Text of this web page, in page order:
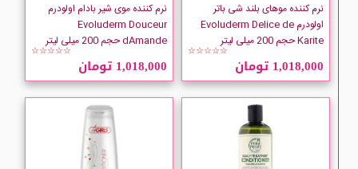
نرم کننده موهای بلند شی باتر
اولودرم Evoluderm Delice de
Karite حجم 200 میلی لیتر
☆☆☆☆☆
1,018,000 تومان
نرم کننده موی شیر بادام اولودرم
Evoluderm Douceur
dAmande حجم 200 میلی لیتر
☆☆☆☆☆
1,018,000 تومان